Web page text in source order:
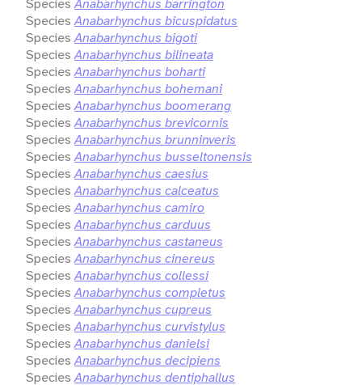
Species Anabarhynchus barrington
Species Anabarhynchus bicuspidatus
Species Anabarhynchus bigoti
Species Anabarhynchus bilineata
Species Anabarhynchus boharti
Species Anabarhynchus bohemani
Species Anabarhynchus boomerang
Species Anabarhynchus brevicornis
Species Anabarhynchus brunninveris
Species Anabarhynchus busseltonensis
Species Anabarhynchus caesius
Species Anabarhynchus calceatus
Species Anabarhynchus camiro
Species Anabarhynchus carduus
Species Anabarhynchus castaneus
Species Anabarhynchus cinereus
Species Anabarhynchus collessi
Species Anabarhynchus completus
Species Anabarhynchus cupreus
Species Anabarhynchus curvistylus
Species Anabarhynchus danielsi
Species Anabarhynchus decipiens
Species Anabarhynchus dentiphallus